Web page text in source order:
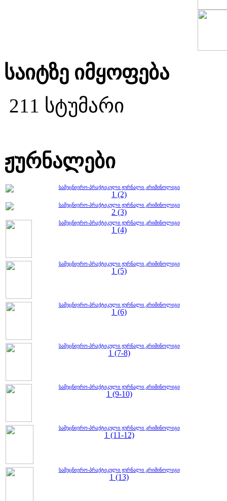
საიტზე იმყოფება
211 სტუმარი
ჟურნალები
სამეცნიერო-პრაქტიკული ჟურნალი კრიმინოლიგი
1 (2)
სამეცნიერო-პრაქტიკული ჟურნალი კრიმინოლიგი
2 (3)
სამეცნიერო-პრაქტიკული ჟურნალი კრიმინოლიგი
1 (4)
სამეცნიერო-პრაქტიკული ჟურნალი კრიმინოლიგი
1 (5)
სამეცნიერო-პრაქტიკული ჟურნალი კრიმინოლიგი
1 (6)
სამეცნიერო-პრაქტიკული ჟურნალი კრიმინოლიგი
1 (7-8)
სამეცნიერო-პრაქტიკული ჟურნალი კრიმინოლიგი
1 (9-10)
სამეცნიერო-პრაქტიკული ჟურნალი კრიმინოლიგი
1 (11-12)
სამეცნიერო-პრაქტიკული ჟურნალი კრიმინოლიგი
1 (13)